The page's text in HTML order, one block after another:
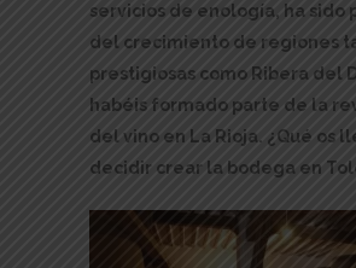
servicios de enología, ha sido
del crecimiento de regiones
prestigiosas como Ribera del
habéis formado parte de la
del vino en La Rioja. ¿Qué os
decidir crear la bodega en